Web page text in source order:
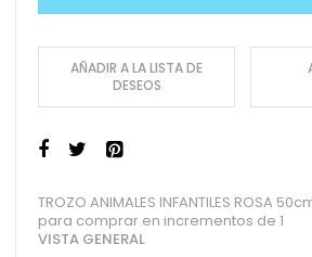
AÑADIR A LA LISTA DE
DESEOS
TROZO ANIMALES INFANTILES ROSA
para comprar en incrementos de 1
VISTA GENERAL